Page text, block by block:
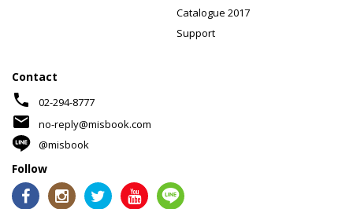
Catalogue 2017
Support
Contact
phone 02-294-8777
mail
no-reply@misbook.com
@misbook
Follow